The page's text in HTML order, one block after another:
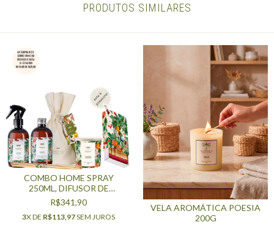
PRODUTOS SIMILARES
COMBO HOME SPRAY
250ML, DIFUSOR DE
AROMAS 250ML, VELA
PERFUMADA 200G,
FÓSFOROS DE MESA
R$341,90
3X DE R$113,97SEM JUROS
VELA AROMÁTICA POESIA
200G